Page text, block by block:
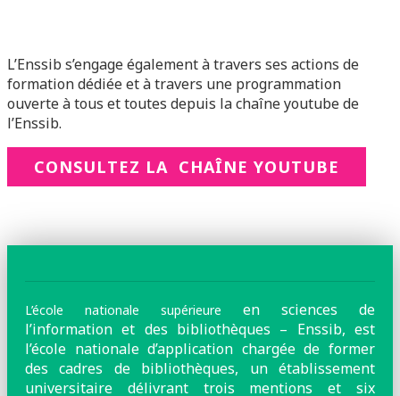
L’Enssib s’engage également à travers ses actions de
formation dédiée et à travers une programmation
ouverte à tous et toutes depuis la chaîne youtube de
l’Enssib.
CONSULTEZ LA CHAÎNE YOUTUBE
L’école nationale supérieure
en sciences de
l’information et des bibliothèques – Enssib, est
l’école nationale d’application chargée de former
des cadres de bibliothèques, un établissement
universitaire délivrant trois mentions et six